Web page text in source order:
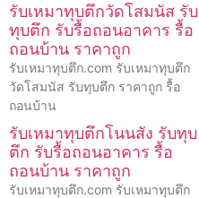
รับเหมาทุบตึกวัดโสมนัส รับ
ทุบตึก รับรื้อถอนอาคาร รื้อ
ถอนบ้าน ราคาถูก
รับเหมาทุบตึก.com รับเหมาทุบตึก
วัดโสมนัส รับทุบตึก ราคาถูก รื้อ
ถอนบ้าน
รับเหมาทุบตึกโนนสัง รับทุบ
ตึก รับรื้อถอนอาคาร รื้อ
ถอนบ้าน ราคาถูก
รับเหมาทุบตึก.com รับเหมาทุบตึก